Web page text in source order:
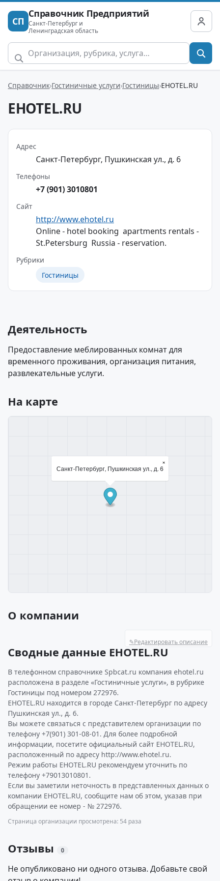
СП
Справочник Предприятий
Санкт-Петербург и
Ленинградская область
Справочник Гостиничные услуги Гостиницы EHOTEL.RU
EHOTEL.RU
Адрес
Санкт-Петербург, Пушкинская ул., д. 6
Телефоны
+7 (901) 3010801
Сайт
http://www.ehotel.ru
Online - hotel booking  apartments rentals -
St.Petersburg  Russia - reservation.
Рубрики
Гостиницы
Деятельность
Предоставление меблированных комнат для
временного проживания, организация питания,
развлекательные услуги.
На карте
Санкт-Петербург, Пушкинская ул., д. 6
×
О компании
✎Редактировать описание
Сводные данные EHOTEL.RU
В телефонном справочнике Spbcat.ru компания ehotel.ru
расположена в разделе «Гостиничные услуги», в рубрике
Гостиницы под номером 272976.
EHOTEL.RU находится в городе Санкт-Петербург по адресу
Пушкинская ул., д. 6.
Вы можете связаться с представителем организации по
телефону +7(901) 301-08-01. Для более подробной
информации, посетите официальный сайт EHOTEL.RU,
расположенный по адресу http://www.ehotel.ru.
Режим работы EHOTEL.RU рекомендуем уточнить по
телефону +79013010801.
Если вы заметили неточность в представленных данных о
компании EHOTEL.RU, сообщите нам об этом, указав при
обращении ее номер - № 272976.
Страница организации просмотрена: 54 раза
Отзывы 0
Не опубликовано ни одного отзыва. Добавьте свой